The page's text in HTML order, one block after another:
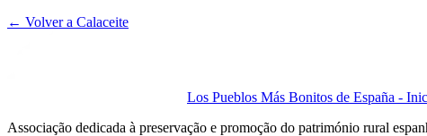
← Volver a Calaceite
Los Pueblos Más Bonitos de España -
Associação dedicada à preservação e promoção do património rural